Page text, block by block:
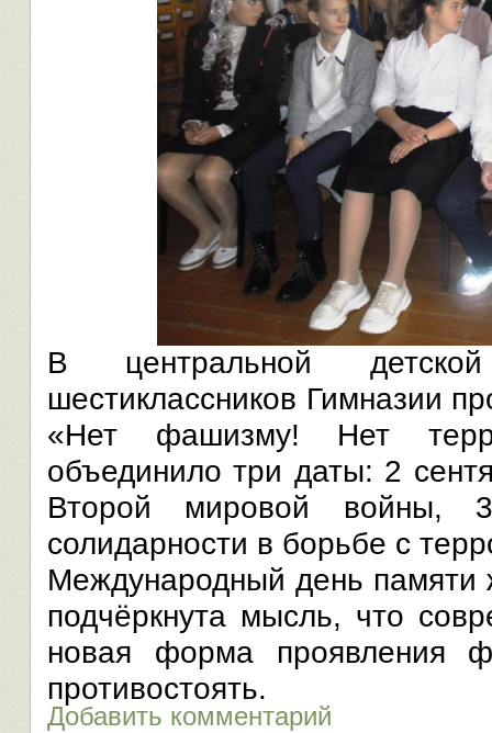
В центральной
шестиклассников Гимназии
«Нет фашизму! Нет
объединило три даты: 2
Второй мировой войны,
солидарности в борьбе с
Международный день
подчёркнута мысль, что
новая форма проявления
противостоять.
Добавить комментарий